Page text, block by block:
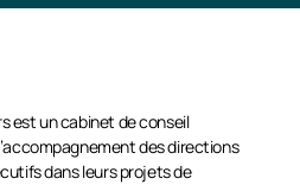
est un cabinet de conseil
des directions
dans leurs projets de